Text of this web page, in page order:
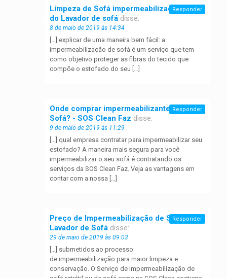
Limpeza de Sofá impermeabilizado | Dicas
do Lavador de sofá disse:
8 de maio de 2019 às 14:34
[…] explicar de uma maneira bem fácil: a
impermeabilização de sofá é um serviço que tem
como objetivo proteger as fibras do tecido que
compõe o estofado do seu […]
Responder
Onde comprar impermeabilizante para
Sofá? - SOS Clean Faz disse:
9 de maio de 2019 às 11:29
[…] qual empresa contratar para impermeabilizar seu
estofado? A maneira mais segura para você
impermeabilizar o seu sofá é contratando os
serviços da SOS Clean Faz. Veja as vantagens em
contar com a nossa […]
Responder
Preço de Impermeabilização de Sofá |
Lavador de Sofá disse:
29 de maio de 2019 às 09:03
[…] submetidos ao processo
de impermeabilização para maior limpeza e
conservação. O Serviço de impermeabilização de
Responder